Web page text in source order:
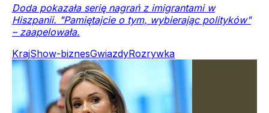
Doda pokazała serię nagrań z imigrantami w
Hiszpanii. "Pamiętajcie o tym, wybierając polityków"
– zaapelowała.
KrajShow-biznesGwiazdyRozrywka